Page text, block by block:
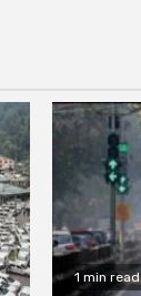
1 min read